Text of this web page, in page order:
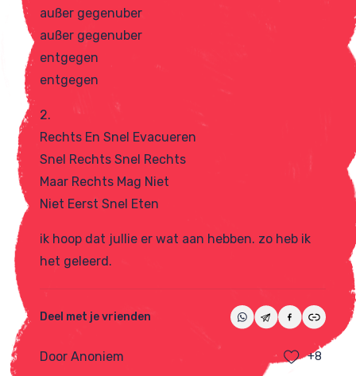
außer gegenuber
außer gegenuber
entgegen
entgegen
2.
Rechts En Snel Evacueren
Snel Rechts Snel Rechts
Maar Rechts Mag Niet
Niet Eerst Snel Eten
ik hoop dat jullie er wat aan hebben. zo heb ik
het geleerd.
Deel met je vrienden
Door Anoniem +8